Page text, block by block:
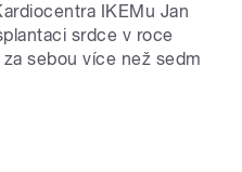
IKEMu Jan
srdce v roce
sebou více než sedm